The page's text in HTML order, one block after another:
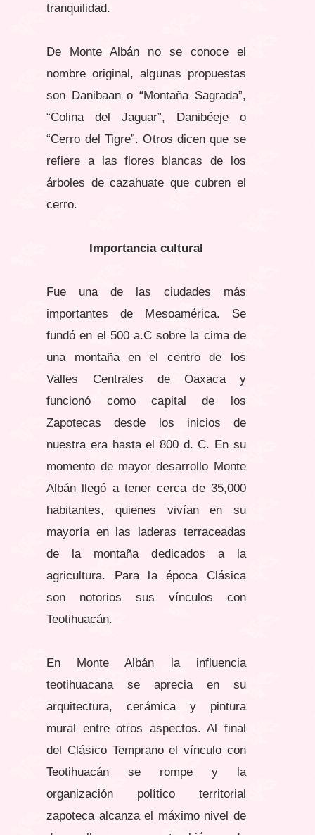
tranquilidad.
De Monte Albán no se conoce el
nombre original, algunas propuestas
son Danibaan o “Montaña Sagrada”,
“Colina del Jaguar”, Danibéeje o
“Cerro del Tigre”. Otros dicen que se
refiere a las flores blancas de los
árboles de cazahuate que cubren el
cerro.
Importancia cultural
Fue una de las ciudades más
importantes de Mesoamérica. Se
fundó en el 500 a.C sobre la cima de
una montaña en el centro de los
Valles Centrales de Oaxaca y
funcionó como capital de los
Zapotecas desde los inicios de
nuestra era hasta el 800 d. C. En su
momento de mayor desarrollo Monte
Albán llegó a tener cerca de 35,000
habitantes, quienes vivían en su
mayoría en las laderas terraceadas
de la montaña dedicados a la
agricultura. Para la época Clásica
son notorios sus vínculos con
Teotihuacán.
En Monte Albán la influencia
teotihuacana se aprecia en su
arquitectura, cerámica y pintura
mural entre otros aspectos. Al final
del Clásico Temprano el vínculo con
Teotihuacán se rompe y la
organización político territorial
zapoteca alcanza el máximo nivel de